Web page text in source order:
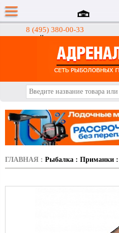
8 (495) 380-00-33
Интернет-магазин
ГЛАВНАЯ : Рыбалка : Приманки :